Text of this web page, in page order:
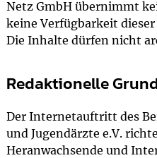
Netz GmbH übernimmt
keine Verfügbarkeit
Die Inhalte dürfen nicht
Redaktionelle
Der Internetauftritt des
und Jugendärzte e.V.
Heranwachsende und